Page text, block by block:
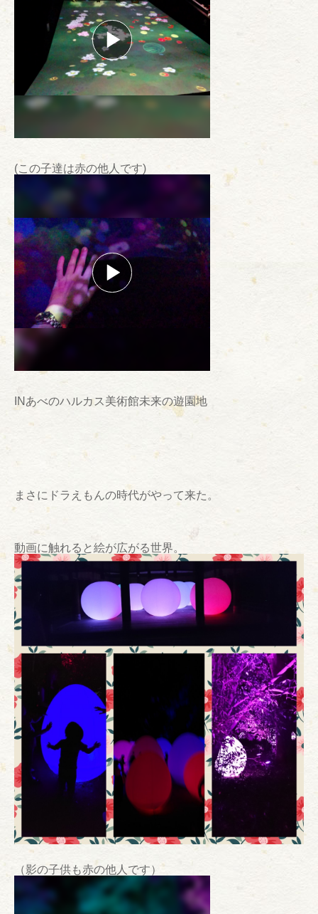
(この子達は赤の他人です)
INあべのハルカス美術館未来の遊園地
まさにドラえもんの時代がやって来た。
動画に触れると絵が広がる世界。
（影の子供も赤の他人です）